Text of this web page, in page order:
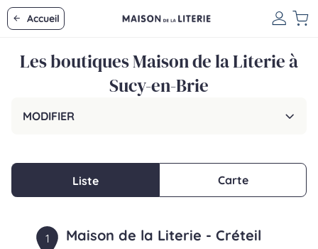
Accueil
Les boutiques Maison de la Literie à
Sucy-en-Brie
MODIFIER
Liste Carte
1 Maison de la Literie - Créteil